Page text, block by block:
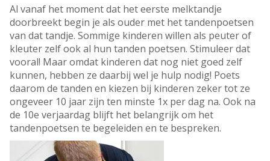
Al vanaf het moment dat het eerste melktandje
doorbreekt begin je als ouder met het tandenpoetsen
van dat tandje. Sommige kinderen willen als peuter of
kleuter zelf ook al hun tanden poetsen. Stimuleer dat
vooral! Maar omdat kinderen dat nog niet goed zelf
kunnen, hebben ze daarbij wel je hulp nodig! Poets
daarom de tanden en kiezen bij kinderen zeker tot ze
ongeveer 10 jaar zijn ten minste 1x per dag na. Ook na
de 10e verjaardag blijft het belangrijk om het
tandenpoetsen te begeleiden en te bespreken.